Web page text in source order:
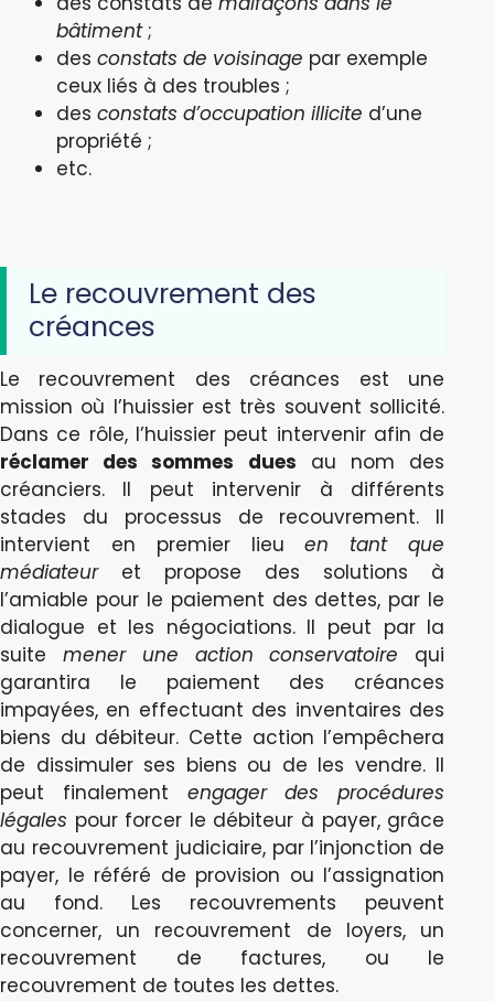
bâtiment;
des constats de voisinage par exemple
ceux liés à des troubles ;
des constats d’occupation illicite d’une
propriété ;
etc.
Le recouvrement des
créances
Le recouvrement des créances est une
mission où l’huissier est très souvent sollicité.
Dans ce rôle, l’huissier peut intervenir afin de
réclamer des sommes dues au nom des
créanciers. Il peut intervenir à différents
stades du processus de recouvrement. Il
intervient en premier lieuen tant que
médiateuret propose des solutions à
l’amiable pour le paiement des dettes, par le
dialogue et les négociations. Il peut par la
suite mener une action conservatoire qui
garantira le paiement des créances
impayées, en effectuant des inventaires des
biens du débiteur. Cette action l’empêchera
de dissimuler ses biens ou de les vendre. Il
peut finalement engager des procédures
légales pour forcer le débiteur à payer, grâce
au recouvrement judiciaire, par l’injonction de
payer, le référé de provision ou l’assignation
au fond. Les recouvrements peuvent
concerner, un recouvrement de loyers, un
recouvrement de factures, ou le
recouvrement de toutes les dettes.